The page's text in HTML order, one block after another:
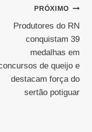
PRÓXIMO
Produtores do RN
conquistam 39
medalhas em
de queijo e
destacam força do
sertão potiguar